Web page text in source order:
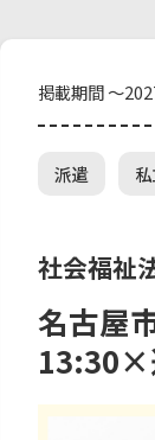
掲載期間 ～
派遣
社会福祉
名古屋
13:30×